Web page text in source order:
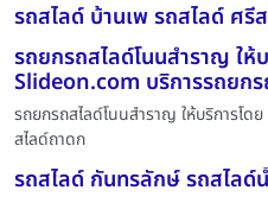
รถสไลด์ บ้านเพ รถสไลด์ ศรี
รถยกรถสไลด์โนนสำราญ ให้
Slideon.com บริการรถยก
รถยกรถสไลด์โนนสำราญ ให้บริการโ
สไลด์ถาดก
รถสไลด์ กันทรลักษ์ รถสไลด์